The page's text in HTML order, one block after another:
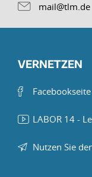
mail@tlm.de
VERNETZEN
LABOR 14 -
Nutzen Sie